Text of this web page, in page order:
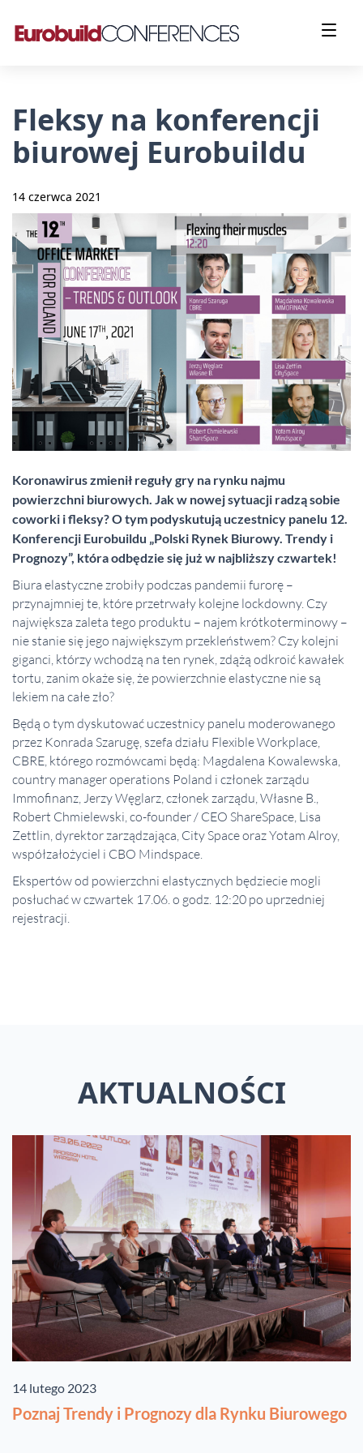
Fleksy na konferencji
biurowej Eurobuildu
14 czerwca 2021
Koronawirus zmienił reguły gry na rynku najmu
powierzchni biurowych. Jak w nowej sytuacji radzą sobie
coworki i fleksy? O tym podyskutują uczestnicy panelu 12.
Konferencji Eurobuildu „Polski Rynek Biurowy. Trendy i
Prognozy”, która odbędzie się już w najbliższy czwartek!
Biura elastyczne zrobiły podczas pandemii furorę –
przynajmniej te, które przetrwały kolejne lockdowny. Czy
największa zaleta tego produktu – najem krótkoterminowy –
nie stanie się jego największym przekleństwem? Czy kolejni
giganci, którzy wchodzą na ten rynek, zdążą odkroić kawałek
tortu, zanim okaże się, że powierzchnie elastyczne nie są
lekiem na całe zło?
Będą o tym dyskutować uczestnicy panelu moderowanego
przez Konrada Szarugę, szefa działu Flexible Workplace,
CBRE, którego rozmówcami będą: Magdalena Kowalewska,
country manager operations Poland i członek zarządu
Immofinanz, Jerzy Węglarz, członek zarządu, Własne B.,
Robert Chmielewski, co-founder / CEO ShareSpace, Lisa
Zettlin, dyrektor zarządzająca, City Space oraz Yotam Alroy,
współzałożyciel i CBO Mindspace.
Ekspertów od powierzchni elastycznych będziecie mogli
posłuchać w czwartek 17.06. o godz. 12:20 po uprzedniej
rejestracji.
AKTUALNOŚCI
14 lutego 2023
Poznaj Trendy i Prognozy dla Rynku Biurowego